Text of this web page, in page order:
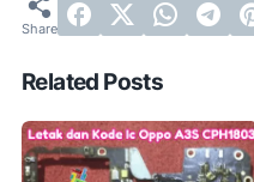
Related Posts